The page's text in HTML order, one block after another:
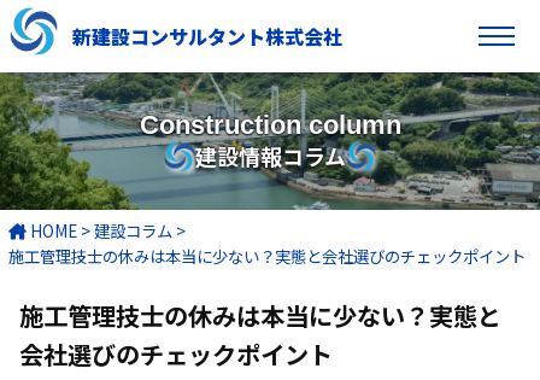
新建設コンサルタント株式会社
Construction column
建設情報コラム
HOME >建設コラム >
施工管理技士の休みは本当に少ない？実態と会社選びのチェックポイント
施工管理技士の休みは本当に少ない？実態と
会社選びのチェックポイント